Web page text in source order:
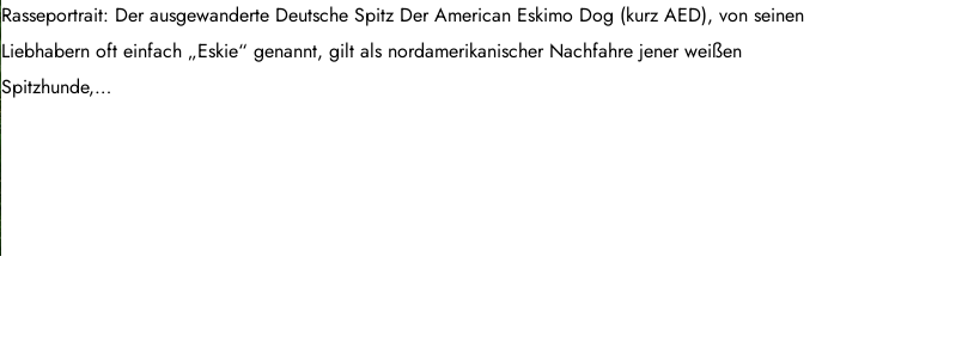
Rasseportrait: Der ausgewanderte Deutsche Spitz Der American Eskimo Dog (kurz AED), von seinen
Liebhabern oft einfach „Eskie“ genannt, gilt als nordamerikanischer Nachfahre jener weißen
Spitzhunde,…